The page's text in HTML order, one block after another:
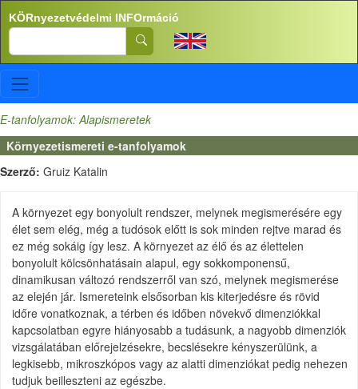
Ugrás a tartalomra
KÖRnyezetvédelmi INFOrmáció
Search
E-tanfolyamok: Alapismeretek
Környezetismereti e-tanfolyamok
Szerző: Gruiz Katalin
A környezet egy bonyolult rendszer, melynek megismerésére egy
élet sem elég, még a tudósok előtt is sok minden rejtve marad és
ez még sokáig így lesz. A környezet az élő és az élettelen
bonyolult kölcsönhatásain alapul, egy sokkomponensű,
dinamikusan változó rendszerről van szó, melynek megismerése
az elején jár. Ismereteink elsősorban kis kiterjedésre és rövid
időre vonatkoznak, a térben és időben növekvő dimenziókkal
kapcsolatban egyre hiányosabb a tudásunk, a nagyobb dimenziók
vizsgálatában előrejelzésekre, becslésekre kényszerülünk, a
legkisebb, mikroszkópos vagy az alatti dimenziókat pedig nehezen
tudjuk beilleszteni az egészbe.